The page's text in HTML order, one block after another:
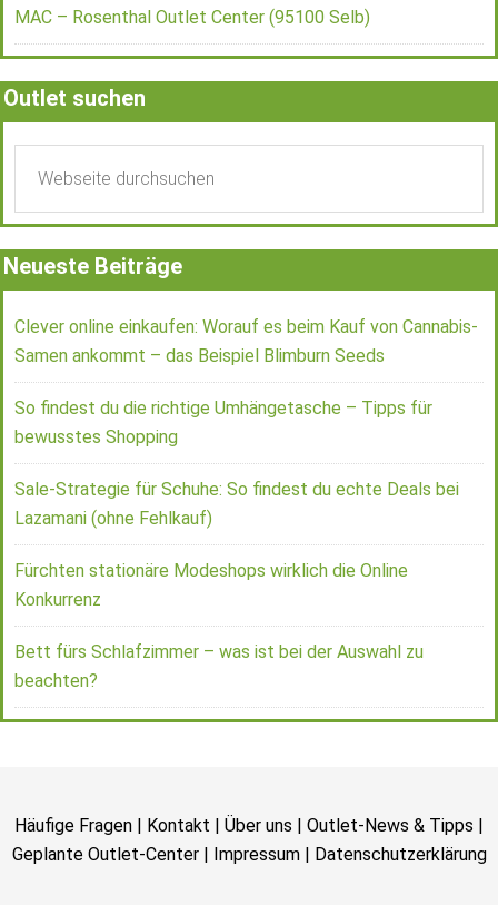
MAC – Rosenthal Outlet Center (95100 Selb)
Outlet suchen
Neueste Beiträge
Clever online einkaufen: Worauf es beim Kauf von Cannabis-
Samen ankommt – das Beispiel Blimburn Seeds
So findest du die richtige Umhängetasche – Tipps für
bewusstes Shopping
Sale-Strategie für Schuhe: So findest du echte Deals bei
Lazamani (ohne Fehlkauf)
Fürchten stationäre Modeshops wirklich die Online
Konkurrenz
Bett fürs Schlafzimmer – was ist bei der Auswahl zu
beachten?
Häufige Fragen | Kontakt | Über uns | Outlet-News & Tipps |
Geplante Outlet-Center| Impressum| Datenschutzerklärung